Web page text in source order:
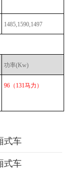
1485,1590,1497
功率(Kw)
96 （ 131马力 ）
式车
式车